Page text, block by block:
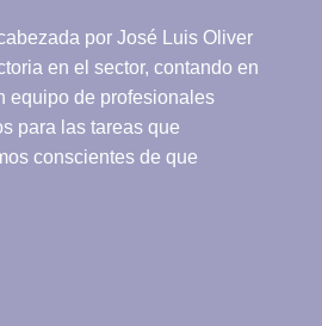
por José Luis Oliver
en el sector, contando en
equipo de profesionales
para las tareas que
conscientes de que